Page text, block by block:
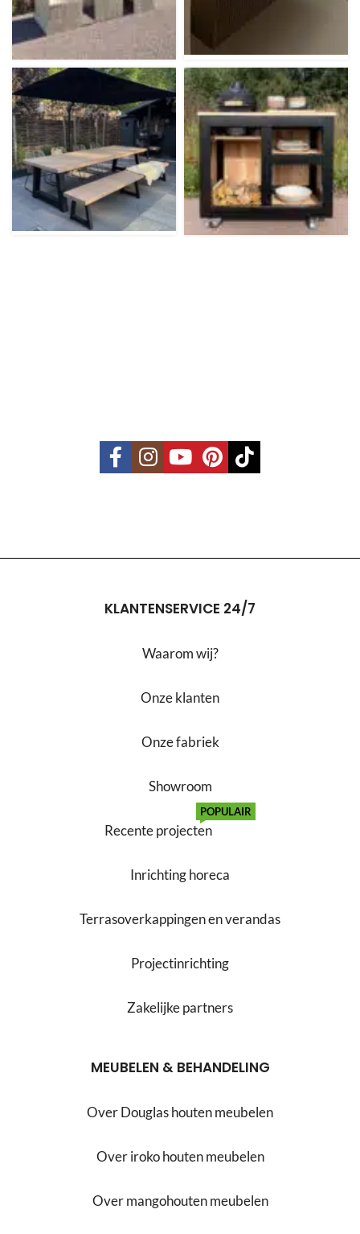
KLANTENSERVICE 24/7
Waarom wij?
Onze klanten
Onze fabriek
Showroom
Recente projecten
POPULAIR
Inrichting horeca
Terrasoverkappingen en verandas
Projectinrichting
Zakelijke partners
MEUBELEN & BEHANDELING
Over Douglas houten meubelen
Over iroko houten meubelen
Over mangohouten meubelen